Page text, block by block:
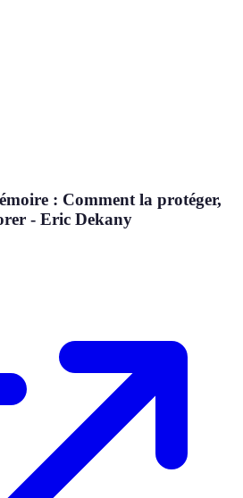
: Comment la protéger,
- Eric Dekany